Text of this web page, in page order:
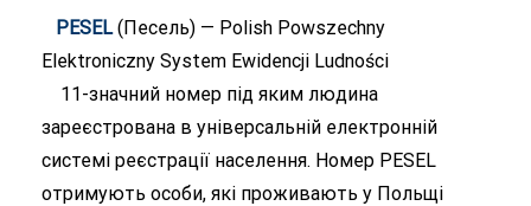
PESEL(Песель) — Polish Powszechny
Elektroniczny System Ewidencji Ludności
11-значний номер під яким людина
зареєстрована в універсальній електронній
системі реєстрації населення. Номер PESEL
отримують особи, які проживають у Польщі